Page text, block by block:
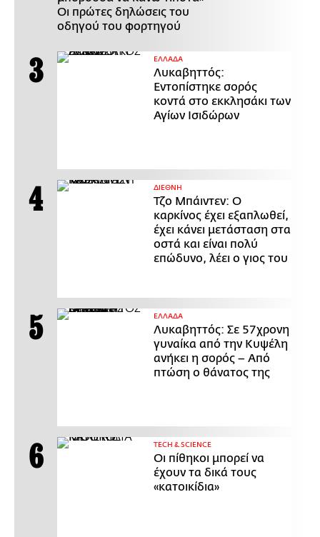
Οι πρώτες δηλώσεις του
οδηγού του φορτηγού
ΕΛΛΑΔΑ
Λυκαβηττός:
Εντοπίστηκε σορός
κοντά στο εκκλησάκι των
Αγίων Ισιδώρων
ΔΙΕΘΝΗ
Τζο Μπάιντεν: Ο
καρκίνος έχει εξαπλωθεί,
έχει κάνει μετάσταση στα
οστά και είναι πολύ
επώδυνο, λέει ο γιος του
ΕΛΛΑΔΑ
Λυκαβηττός: Σε 57χρονη
γυναίκα από την Κυψέλη
ανήκει η σορός – Από
πτώση ο θάνατος της
ΤECH & SCIENCE
Οι πίθηκοι μπορεί να
έχουν τα δικά τους
«κατοικίδια»